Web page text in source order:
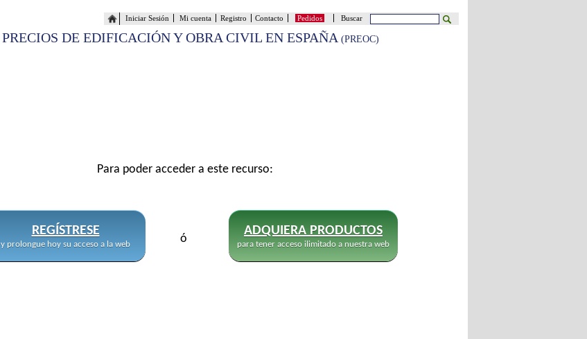
Buscar
Pedidos
Contacto
Registro
Mi cuenta
Iniciar Sesión
PRECIOS DE EDIFICACIÓN Y OBRA CIVIL EN ESPAÑA (PREOC)
REGÍSTRESE
y prolongue hoy su acceso a la web
Para poder acceder a este recurso:
ó
ADQUIERA PRODUCTOS
para tener acceso ilimitado a nuestra web